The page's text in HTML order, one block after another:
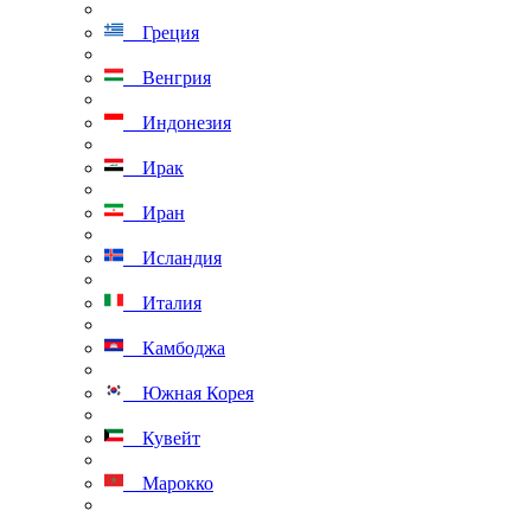
Греция
Венгрия
Индонезия
Ирак
Иран
Исландия
Италия
Камбоджа
Южная Корея
Кувейт
Марокко